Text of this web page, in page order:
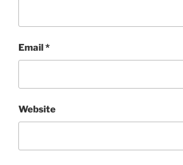
Email*
Website